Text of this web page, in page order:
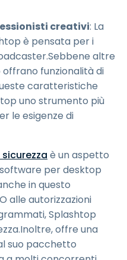
creativi: La
è pensata per i
altre
funzionalità di
caratteristiche
uno strumento più
le esigenze di
sicurezza è un aspetto
per desktop
in questo
alle autorizzazioni
Splashtop
offre una
suo pacchetto